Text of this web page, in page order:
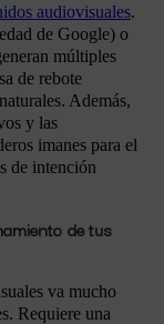
audiovisuales.
de Google) o
múltiples
de rebote
Además,
y las
imanes para el
de intención
de tus
va mucho
Requiere una